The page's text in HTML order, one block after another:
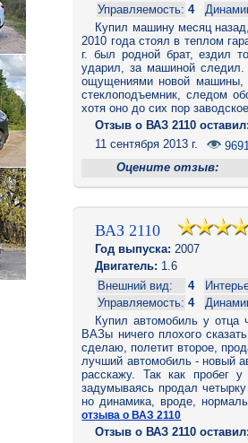
Управляемость: 4
Купил машину месяц
2010 года стоял в теплом
г. был родной брат, ездил
ударил, за машиной
ощущениями новой машины,
стеклоподъемник, следом
хотя оно до сих пор
Отзыв o ВАЗ 2110 оставил:
11 сентября 2013 г.
Оцените отзыв:
ВАЗ 2110
Год выпуска: 2007
Двигатель: 1.6
Внешний вид:
4
Управляемость: 4
Купил автомобиль у
ВАЗы ничего плохого
сделаю, полетит второе,
лучший автомобиль - новый
расскажу. Так как
задумываясь продал
но динамика, вроде,
отзыва о ВАЗ 2110
Отзыв o ВАЗ 2110 оставил: